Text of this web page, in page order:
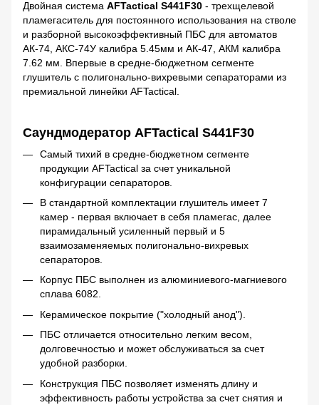
Двойная система AFTactical S441F30 - трехщелевой
пламегаситель для постоянного использования на стволе
и разборной высокоэффективный ПБС для автоматов
АК-74, АКС-74У калибра 5.45мм и АК-47, АКМ калибра
7.62 мм. Впервые в средне-бюджетном сегменте
глушитель с полигонально-вихревыми сепараторами из
премиальной линейки AFTactical.
Саундмодератор AFTactical S441F30
Самый тихий в средне-бюджетном сегменте
продукции AFTactical за счет уникальной
конфигурации сепараторов.
В стандартной комплектации глушитель имеет 7
камер - первая включает в себя пламегас, далее
пирамидальный усиленный первый и 5
взаимозаменяемых полигонально-вихревых
сепараторов.
Корпус ПБС выполнен из алюминиевого-магниевого
сплава 6082.
Керамическое покрытие ("холодный анод").
ПБС отличается относительно легким весом,
долговечностью и может обслуживаться за счет
удобной разборки.
Конструкция ПБС позволяет изменять длину и
эффективность работы устройства за счет снятия и